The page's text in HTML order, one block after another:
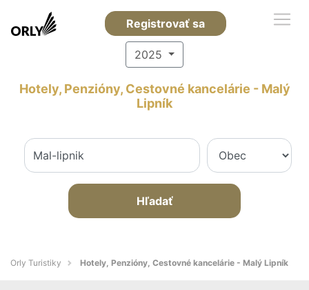
Registrovať sa
2025
Hotely, Penzióny, Cestovné kancelárie - Malý
Lipník
Hľadať
Orly Turistiky Hotely, Penzióny, Cestovné kancelárie - Malý Lipník